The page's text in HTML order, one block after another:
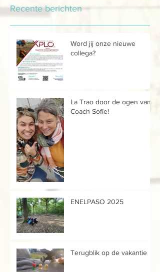
Recente berichten
Word jij onze nieuwe
collega?
La Trao door de ogen van...
Coach Sofie!
ENELPASO 2025
Terugblik op de vakantie